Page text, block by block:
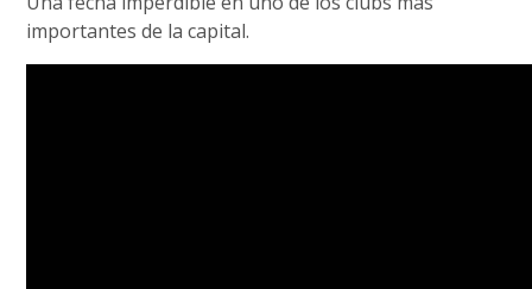
importantes de la capital.